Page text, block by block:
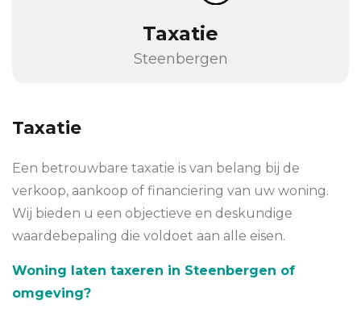
Taxatie
Steenbergen
Taxatie
Een betrouwbare taxatie is van belang bij de
verkoop, aankoop of financiering van uw woning.
Wij bieden u een objectieve en deskundige
waardebepaling die voldoet aan alle eisen.
Woning laten taxeren in Steenbergen of
omgeving?